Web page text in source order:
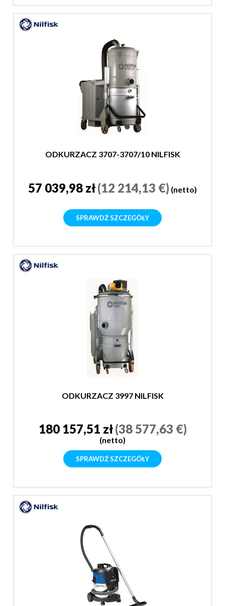
ODKURZACZ 3707-3707/10 NILFISK
57 039,98 zł(12 214,13 €) (netto)
SPRAWDŹ SZCZEGÓŁY
ODKURZACZ 3997 NILFISK
180 157,51 zł(38 577,63 €)
(netto)
SPRAWDŹ SZCZEGÓŁY